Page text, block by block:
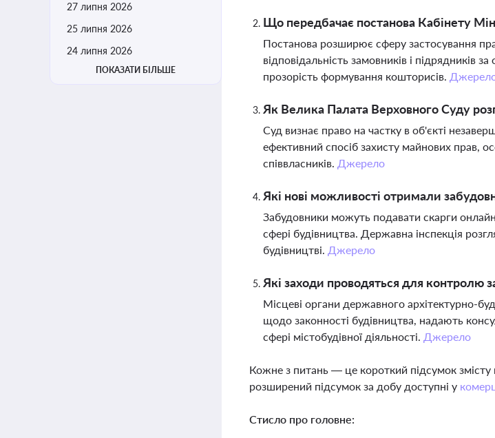
27 липня 2026
25 липня 2026
24 липня 2026
ПОКАЗАТИ БІЛЬШЕ
Що передбачає постанова Кабінету
Постанова розширює сферу застосування
відповідальність замовників і підрядників
прозорість формування кошторисів.
Як Велика Палата Верховного Суду
Суд визнає право на частку в об'єкті
ефективний спосіб захисту майнових прав,
співвласників. Джерело
Які нові можливості отримали
Забудовники можуть подавати скарги
сфері будівництва. Державна інспекція
будівництві. Джерело
Які заходи проводяться для контролю
Місцеві органи державного архітектурно-
щодо законності будівництва, надають
сфері містобудівної діяльності. Джерело
Кожне з питань — це короткий підсумок
розширений підсумок за добу доступні у
Стисло про головне: